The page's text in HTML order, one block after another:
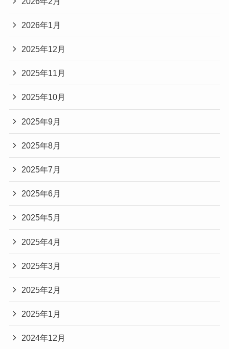
2026年1月
2025年12月
2025年11月
2025年10月
2025年9月
2025年8月
2025年7月
2025年6月
2025年5月
2025年4月
2025年3月
2025年2月
2025年1月
2024年12月